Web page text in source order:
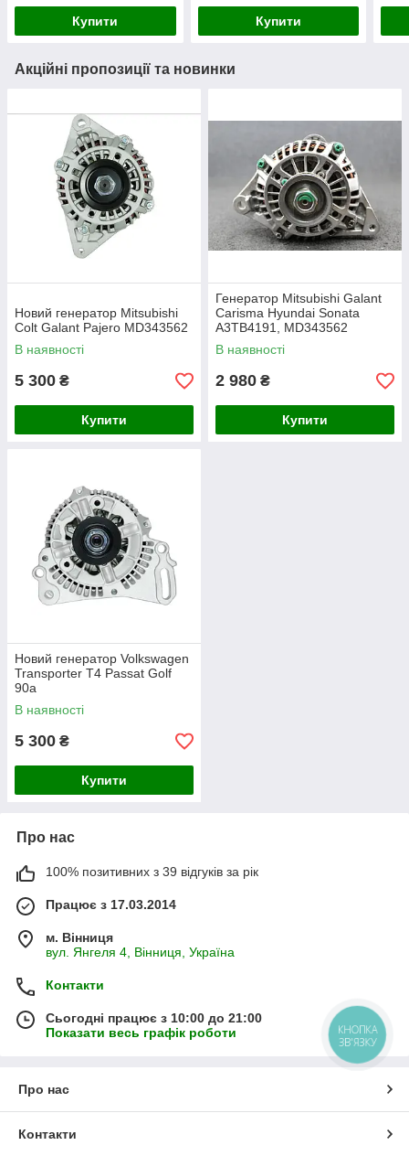
Купити Купити
Акційні пропозиції та новинки
Новий генератор Mitsubishi
Colt Galant Pajero MD343562
В наявності
5 300 ₴
Купити
Генератор Mitsubishi Galant
Carisma Hyundai Sonata
A3TB4191, MD343562
В наявності
2 980 ₴
Купити
Новий генератор Volkswagen
Transporter T4 Passat Golf
90а
В наявності
5 300 ₴
Купити
Про нас
100% позитивних з 39 відгуків за рік
Працює з 17.03.2014
м. Вінниця
вул. Янгеля 4, Вінниця, Україна
Контакти
Сьогодні працює з 10:00 до 21:00
Показати весь графік роботи
Про нас
Контакти
КНОПКА
ЗВ'ЯЗКУ